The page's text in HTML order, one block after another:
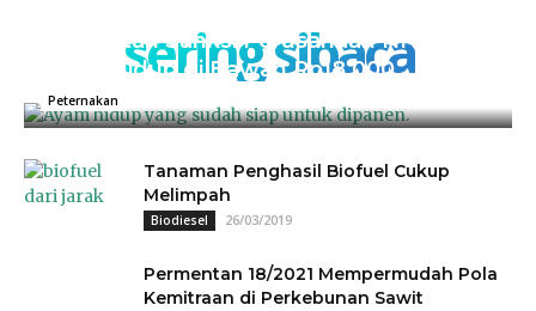
sering sibaca
Kementan Sanksi Perusahaan NH, Jual
Ayam Hidup di Bawah Rp18.000
Peternakan
Tanaman Penghasil Biofuel Cukup
Melimpah
Biodiesel 26/03/2019
Permentan 18/2021 Mempermudah Pola
Kemitraan di Perkebunan Sawit